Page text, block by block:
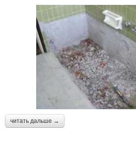
читать дальше →